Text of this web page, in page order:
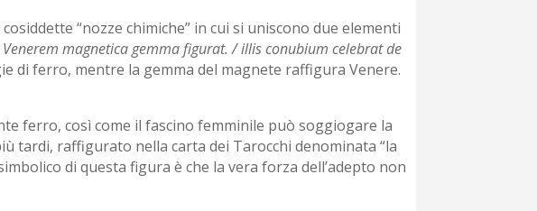
“nozze chimiche” in cui si uniscono due elementi
magnetica gemma figurat. / illis conubium celebrat de
di ferro, mentre la gemma del magnete raffigura Venere.
ferro, così come il fascino femminile può soggiogare la
tardi, raffigurato nella carta dei Tarocchi denominata “la
di questa figura è che la vera forza dell’adepto non